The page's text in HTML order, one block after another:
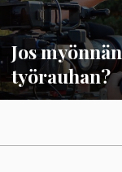
Jos
työrauhan?